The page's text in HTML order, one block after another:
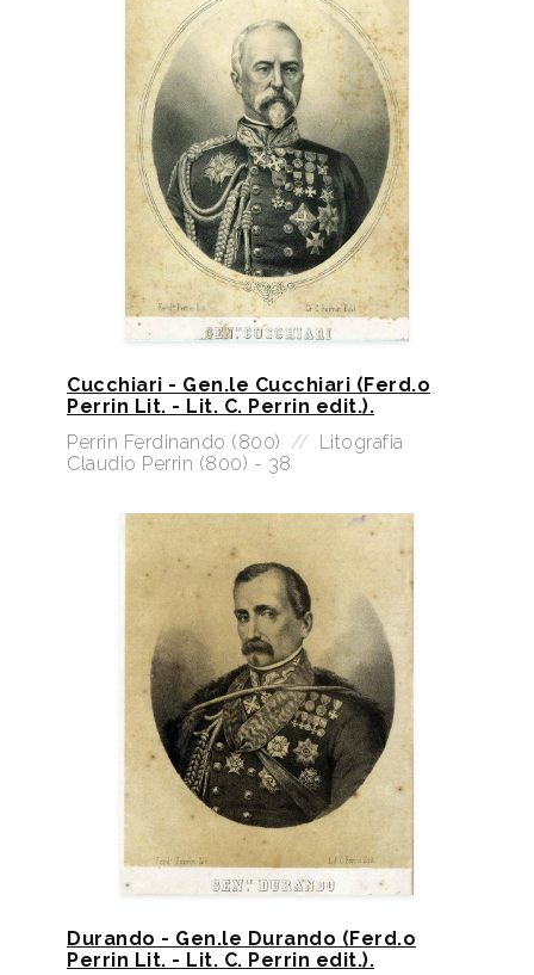
Cucchiari - Gen.le Cucchiari (Ferd.o
Perrin Lit. - Lit. C. Perrin edit.).
Perrin Ferdinando (800) // Litografia
Claudio Perrin (800) - 38
Durando - Gen.le Durando (Ferd.o
Perrin Lit. - Lit. C. Perrin edit.).